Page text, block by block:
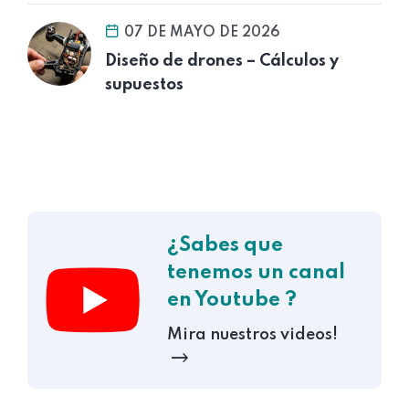
07 DE MAYO DE 2026
Diseño de drones – Cálculos y
supuestos
¿Sabes que
tenemos un canal
en Youtube ?
Mira nuestros videos!